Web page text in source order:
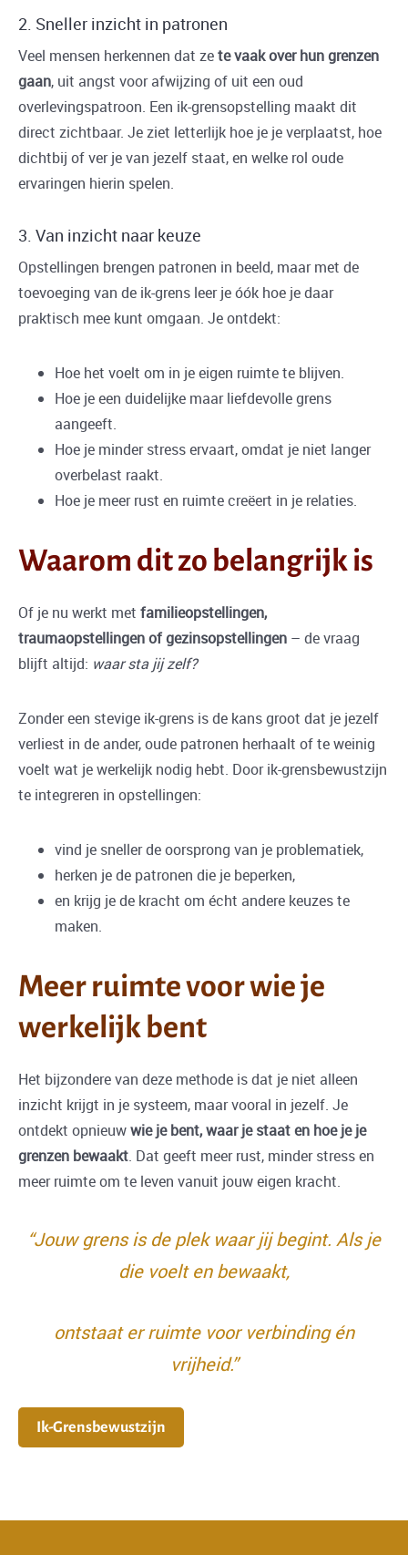
2. Sneller inzicht in patronen
Veel mensen herkennen dat zete vaak over hun grenzen
gaan, uit angst voor afwijzing of uit een oud
overlevingspatroon. Een ik-grensopstelling maakt dit
direct zichtbaar. Je ziet letterlijk hoe je je verplaatst, hoe
dichtbij of ver je van jezelf staat, en welke rol oude
ervaringen hierin spelen.
3. Van inzicht naar keuze
Opstellingen brengen patronen in beeld, maar met de
toevoeging van de ik-grens leer je óók hoe je daar
praktisch mee kunt omgaan. Je ontdekt:
Hoe het voelt om in je eigen ruimte te blijven.
Hoe je een duidelijke maar liefdevolle grens
aangeeft.
Hoe je minder stress ervaart, omdat je niet langer
overbelast raakt.
Hoe je meer rust en ruimte creëert in je relaties.
Waarom dit zo belangrijk is
Of je nu werkt met familieopstellingen,
traumaopstellingen of gezinsopstellingen – de vraag
blijft altijd: waar sta jij zelf?
Zonder een stevige ik-grens is de kans groot dat je jezelf
verliest in de ander, oude patronen herhaalt of te weinig
voelt wat je werkelijk nodig hebt. Door ik-grensbewustzijn
te integreren in opstellingen:
vind je sneller de oorsprong van je problematiek,
herken je de patronen die je beperken,
en krijg je de kracht om écht andere keuzes te
maken.
Meer ruimte voor wie je
werkelijk bent
Het bijzondere van deze methode is dat je niet alleen
inzicht krijgt in je systeem, maar vooral in jezelf. Je
ontdekt opnieuwwie je bent, waar je staat en hoe je je
grenzen bewaakt. Dat geeft meer rust, minder stress en
meer ruimte om te leven vanuit jouw eigen kracht.
“Jouw grens is de plek waar jij begint. Als je
die voelt en bewaakt,
ontstaat er ruimte voor verbinding én
vrijheid.”
Ik-Grensbewustzijn